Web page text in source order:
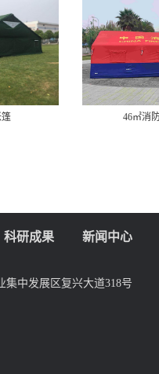
46㎡消
科研成果 新闻中心
集中发展区复兴大道318号